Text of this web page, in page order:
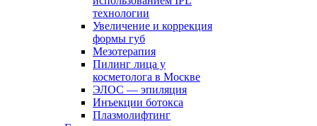
технологии
Увеличение и коррекция
формы губ
Мезотерапия
Пилинг лица у
косметолога в Москве
ЭЛОС — эпиляция
Инъекции ботокса
Плазмолифтинг